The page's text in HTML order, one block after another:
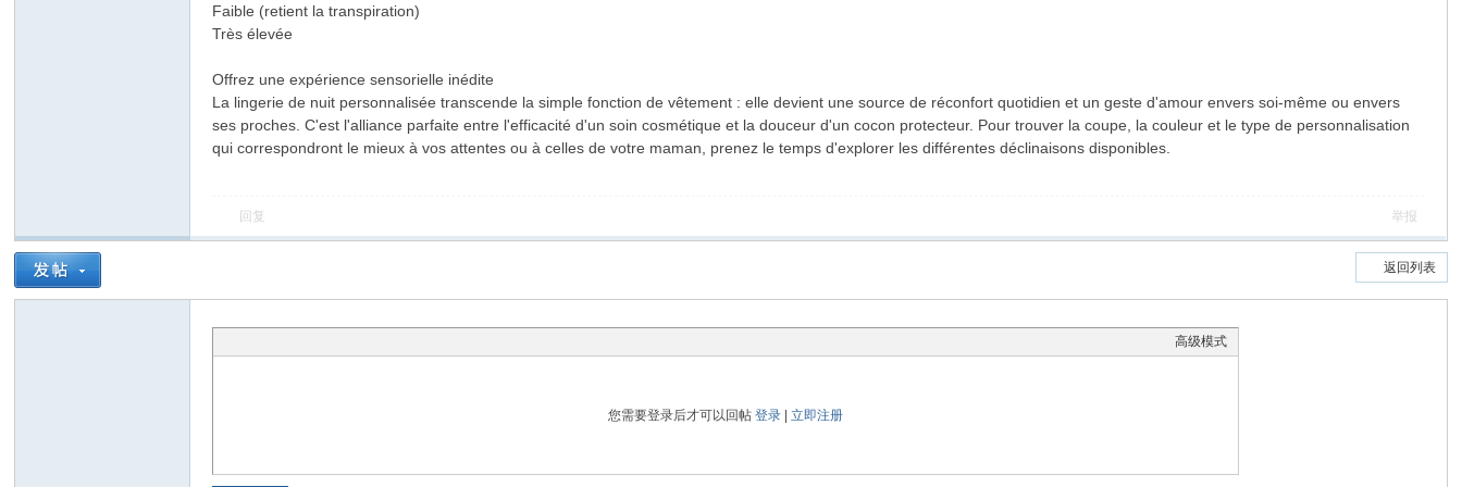
Faible (retient la transpiration)
Très élevée
Offrez une expérience sensorielle inédite
La lingerie de nuit personnalisée transcende la simple fonction de vêtement : elle devient une source de réconfort quotidien et un geste d'amour envers soi-même ou envers
ses proches. C'est l'alliance parfaite entre l'efficacité d'un soin cosmétique et la douceur d'un cocon protecteur. Pour trouver la coupe, la couleur et le type de personnalisation
qui correspondront le mieux à vos attentes ou à celles de votre maman, prenez le temps d'explorer les différentes déclinaisons disponibles.
回复 举报
返回列表
高级模式
您需要登录后才可以回帖登录 |立即注册